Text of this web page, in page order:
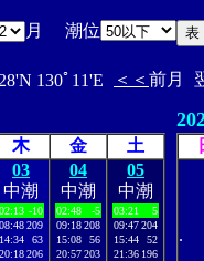
月 潮位
130ﾟ11'E ＜＜ 前月
木 金 土
03
中潮
02:13 -10
08:48209
14:34
63
20:18206
04
中潮
02:48
-5
09:18208
15:08
56
20:57203
05
中潮
03:21
5
09:47204
15:44
52
21:36 196
.